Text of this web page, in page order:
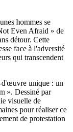
hommes se
Even Afraid » de
détour. Cette
face à l'adversité
qui transcendent
unique : un
». Dessiné par
visuelle de
pour réaliser ce
de protestation